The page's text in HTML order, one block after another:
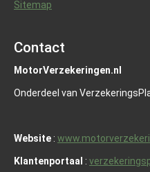
Sitemap
Contact
MotorVerzekeringen.nl
Onderdeel van
Website :
Klantenportaal :